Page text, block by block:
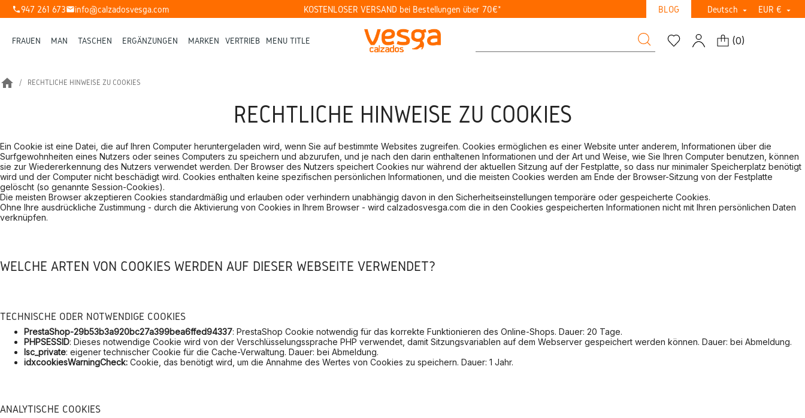
phone947 261 673mailinfo@calzadosvesga.com KOSTENLOSER VERSAND bei Bestellungen über 70€* BLOG Deutsch  EUR € 
FRAUEN MAN TASCHEN ERGÄNZUNGEN MARKEN VERTRIEB MENU TITLE (0)
home RECHTLICHE HINWEISE ZU COOKIES
RECHTLICHE HINWEISE ZU COOKIES
Ein Cookie ist eine Datei, die auf Ihren Computer heruntergeladen wird, wenn Sie auf bestimmte Websites zugreifen. Cookies ermöglichen es einer Website unter anderem, Informationen über die
Surfgewohnheiten eines Nutzers oder seines Computers zu speichern und abzurufen, und je nach den darin enthaltenen Informationen und der Art und Weise, wie Sie Ihren Computer benutzen, können
sie zur Wiedererkennung des Nutzers verwendet werden. Der Browser des Nutzers speichert Cookies nur während der aktuellen Sitzung auf der Festplatte, so dass nur minimaler Speicherplatz benötigt
wird und der Computer nicht beschädigt wird. Cookies enthalten keine spezifischen persönlichen Informationen, und die meisten Cookies werden am Ende der Browser-Sitzung von der Festplatte
gelöscht (so genannte Session-Cookies).
Die meisten Browser akzeptieren Cookies standardmäßig und erlauben oder verhindern unabhängig davon in den Sicherheitseinstellungen temporäre oder gespeicherte Cookies.
Ohne Ihre ausdrückliche Zustimmung - durch die Aktivierung von Cookies in Ihrem Browser - wird calzadosvesga.com die in den Cookies gespeicherten Informationen nicht mit Ihren persönlichen Daten
verknüpfen.
WELCHE ARTEN VON COOKIES WERDEN AUF DIESER WEBSEITE VERWENDET?
TECHNISCHE ODER NOTWENDIGE COOKIES
PrestaShop-29b53b3a920bc27a399bea6ffed94337: PrestaShop Cookie notwendig für das korrekte Funktionieren des Online-Shops. Dauer: 20 Tage.
PHPSESSID: Dieses notwendige Cookie wird von der Verschlüsselungssprache PHP verwendet, damit Sitzungsvariablen auf dem Webserver gespeichert werden können. Dauer: bei Abmeldung.
lsc_private: eigener technischer Cookie für die Cache-Verwaltung. Dauer: bei Abmeldung.
idxcookiesWarningCheck: Cookie, das benötigt wird, um die Annahme des Wertes von Cookies zu speichern. Dauer: 1 Jahr.
ANALYTISCHE COOKIES